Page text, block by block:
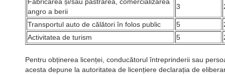
Fabricarea și/sau păstrarea, comercializarea
angro a berii
3
Transportul auto de călători în folos public 5
Activitatea de turism
5
Pentru obținerea licenței, conducătorul întreprinderii sau
acesta depune la autoritatea de licențiere declarația de